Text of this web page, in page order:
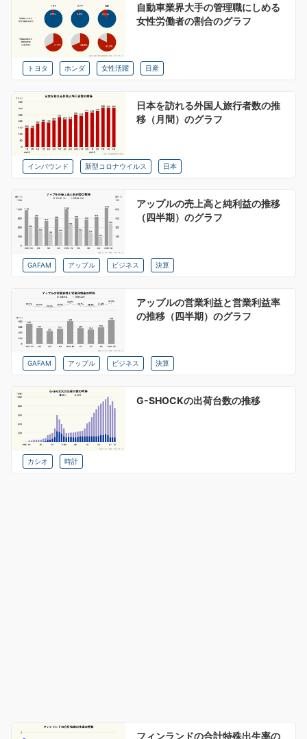
自動車業界大手の管理職にしめる
女性労働者の割合のグラフ
トヨタ ホンダ 女性活躍 日産
日本を訪れる外国人旅行者数の推
移（月間）のグラフ
インバウンド 新型コロナウイルス 日本
アップルの売上高と純利益の推移
（四半期）のグラフ
GAFAM アップル ビジネス 決算
アップルの営業利益と営業利益率
の推移（四半期）のグラフ
GAFAM アップル ビジネス 決算
G-SHOCKの出荷台数の推移
カシオ 時計
フィンランドの合計特殊出生率の